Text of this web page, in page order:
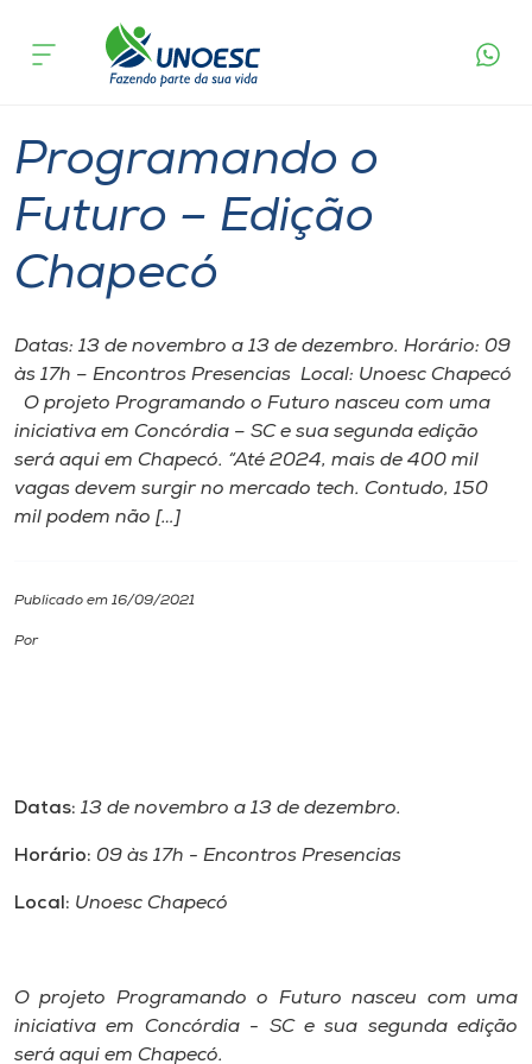
Cursos
Pesquisa
Atendimento ao Estudante
Portal de Ensino
A
Internacionalização
CPA
Biblioteca
Rádio
acontece
Programando o
Futuro – Edição
Chapecó
Datas: 13 de novembro a 13 de dezembro. Horário: 09
às 17h – Encontros Presencias Local: Unoesc Chapecó
O projeto Programando o Futuro nasceu com uma
iniciativa em Concórdia – SC e sua segunda edição
será aqui em Chapecó. “Até 2024, mais de 400 mil
vagas devem surgir no mercado tech. Contudo, 150
mil podem não […]
Publicado em 16/09/2021
Por
Datas: 13 de novembro a 13 de dezembro.
Horário: 09 às 17h - Encontros Presencias
Local: Unoesc Chapecó
O projeto Programando o Futuro nasceu com uma
iniciativa em Concórdia - SC e sua segunda edição
será aqui em Chapecó.